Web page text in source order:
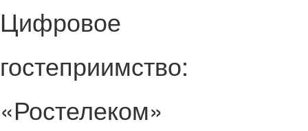
Цифровое
гостеприимство:
«Ростелеком»